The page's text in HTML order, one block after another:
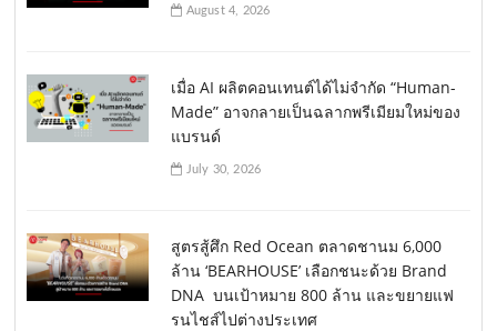
August 4, 2026
เมื่อ AI ผลิตคอนเทนต์ได้ไม่จำกัด “Human-
Made” อาจกลายเป็นฉลากพรีเมียมใหม่ของ
แบรนด์
July 30, 2026
สูตรสู้ศึก Red Ocean ตลาดชานม 6,000
ล้าน ‘BEARHOUSE’ เลือกชนะด้วย Brand
DNA บนเป้าหมาย 800 ล้าน และขยายแฟ
รนไชส์ไปต่างประเทศ